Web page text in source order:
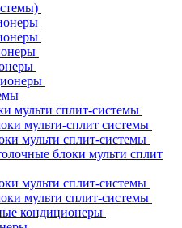
мульти сплит-системы
мульти-сплит системы
мульти сплит-системы
блоки мульти сплит
мульти сплит-системы
мульти сплит-системы
кондиционеры